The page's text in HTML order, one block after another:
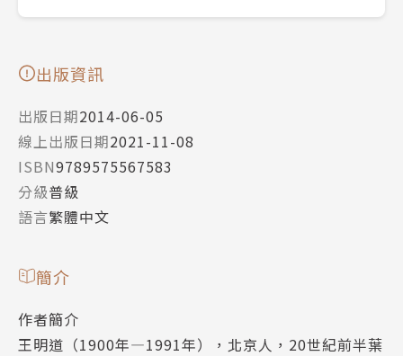
出版資訊
出版日期2014-06-05
線上出版日期2021-11-08
ISBN9789575567583
分級普級
語言繁體中文
簡介
作者簡介
王明道（1900年—1991年），北京人，20世紀前半葉